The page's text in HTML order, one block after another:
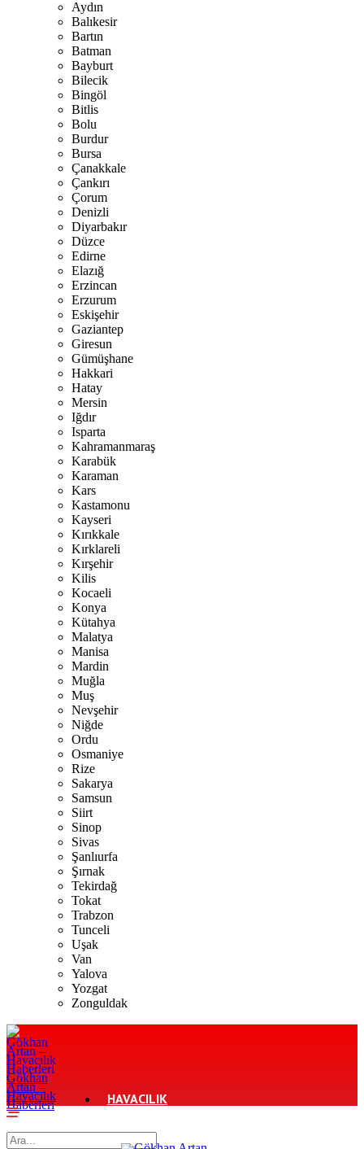
Aydın
Balıkesir
Bartın
Batman
Bayburt
Bilecik
Bingöl
Bitlis
Bolu
Burdur
Bursa
Çanakkale
Çankırı
Çorum
Denizli
Diyarbakır
Düzce
Edirne
Elazığ
Erzincan
Erzurum
Eskişehir
Gaziantep
Giresun
Gümüşhane
Hakkari
Hatay
Mersin
Iğdır
Isparta
Kahramanmaraş
Karabük
Karaman
Kars
Kastamonu
Kayseri
Kırıkkale
Kırklareli
Kırşehir
Kilis
Kocaeli
Konya
Kütahya
Malatya
Manisa
Mardin
Muğla
Muş
Nevşehir
Niğde
Ordu
Osmaniye
Rize
Sakarya
Samsun
Siirt
Sinop
Sivas
Şanlıurfa
Şırnak
Tekirdağ
Tokat
Trabzon
Tunceli
Uşak
Van
Yalova
Yozgat
Zonguldak
Gökhan
Artan –
Havacılık
Haberleri HAVACILIK
TURIZM